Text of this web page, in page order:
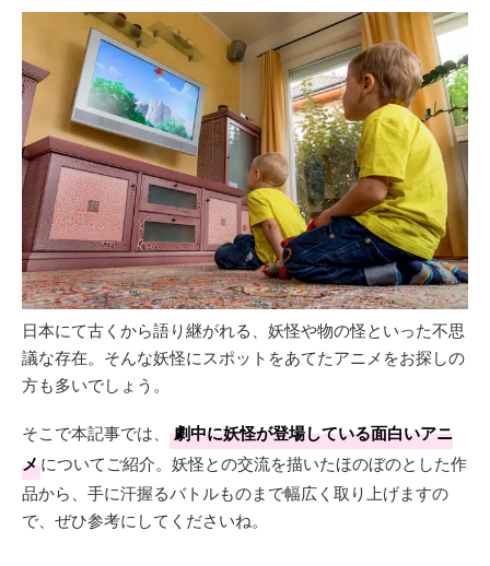
日本にて古くから語り継がれる、妖怪や物の怪といった不思
議な存在。そんな妖怪にスポットをあてたアニメをお探しの
方も多いでしょう。
そこで本記事では、
劇中に妖怪が登場している面白いアニ
メについてご紹介。妖怪との交流を描いたほのぼのとした作
品から、手に汗握るバトルものまで幅広く取り上げますの
で、ぜひ参考にしてくださいね。